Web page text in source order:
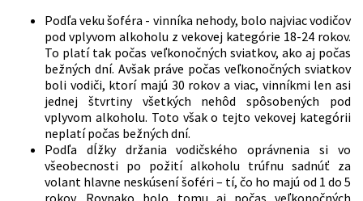
Podľa veku šoféra - vinníka nehody, bolo najviac vodičov
pod vplyvom alkoholu z vekovej kategórie 18-24 rokov.
To platí tak počas veľkonočných sviatkov, ako aj počas
bežných dní. Avšak práve počas veľkonočných sviatkov
boli vodiči, ktorí majú 30 rokov a viac, vinníkmi len asi
jednej štvrtiny všetkých nehôd spôsobených pod
vplyvom alkoholu. Toto však o tejto vekovej kategórii
neplatí počas bežných dní.
Podľa dĺžky držania vodičského oprávnenia si vo
všeobecnosti po požití alkoholu trúfnu sadnúť za
volant hlavne neskúsení šoféri – tí, čo ho majú od 1 do 5
rokov. Rovnako bolo tomu aj počas veľkonočných